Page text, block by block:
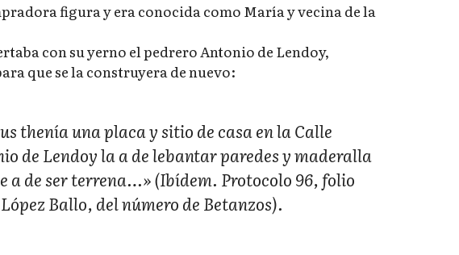
figura y era conocida como María y vecina de la
con su yerno el pedrero Antonio de Lendoy,
que se la construyera de nuevo:
thenía una placa y sitio de casa en la Calle
de Lendoy la a de lebantar paredes y maderalla
a de ser terrena…» (Ibídem. Protocolo 96, folio
Ballo, del número de Betanzos).